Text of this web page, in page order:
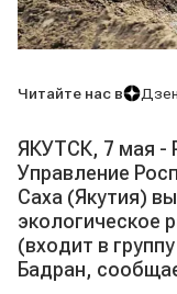
Читайте нас в Дзен
ЯКУТСК, 7 мая -
Управление
Саха (Якутия)
экологическое
(входит в
Бадран,